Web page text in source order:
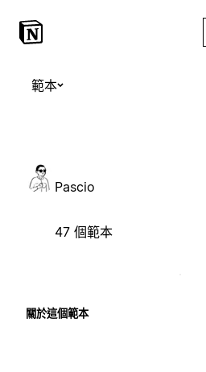
範本
Pascio
47 個範本
關於這個範本